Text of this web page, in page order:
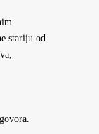
stariju od